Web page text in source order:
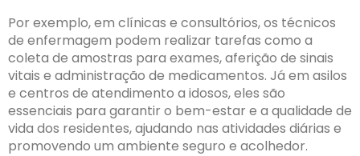
Por exemplo, em clínicas e consultórios, os técnicos
de enfermagem podem realizar tarefas como a
coleta de amostras para exames, aferição de sinais
vitais e administração de medicamentos. Já em asilos
e centros de atendimento a idosos, eles são
essenciais para garantir o bem-estar e a qualidade de
vida dos residentes, ajudando nas atividades diárias e
promovendo um ambiente seguro e acolhedor.